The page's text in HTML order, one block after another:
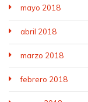
mayo 2018
abril 2018
marzo 2018
febrero 2018